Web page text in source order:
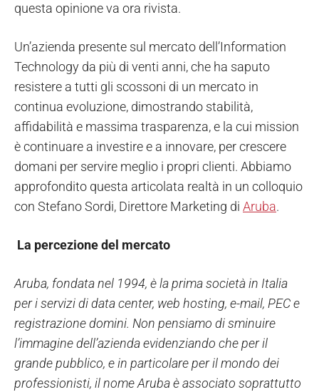
questa opinione va ora rivista.
Un’azienda presente sul mercato dell’Information
Technology da più di venti anni, che ha saputo
resistere a tutti gli scossoni di un mercato in
continua evoluzione, dimostrando stabilità,
affidabilità e massima trasparenza, e la cui mission
è continuare a investire e a innovare, per crescere
domani per servire meglio i propri clienti. Abbiamo
approfondito questa articolata realtà in un colloquio
con Stefano Sordi, Direttore Marketing di Aruba.
La percezione del mercato
Aruba, fondata nel 1994, è la prima società in Italia
per i servizi di data center, web hosting, e-mail, PEC e
registrazione domini. Non pensiamo di sminuire
l’immagine dell’azienda evidenziando che per il
grande pubblico, e in particolare per il mondo dei
professionisti, il nome Aruba è associato soprattutto